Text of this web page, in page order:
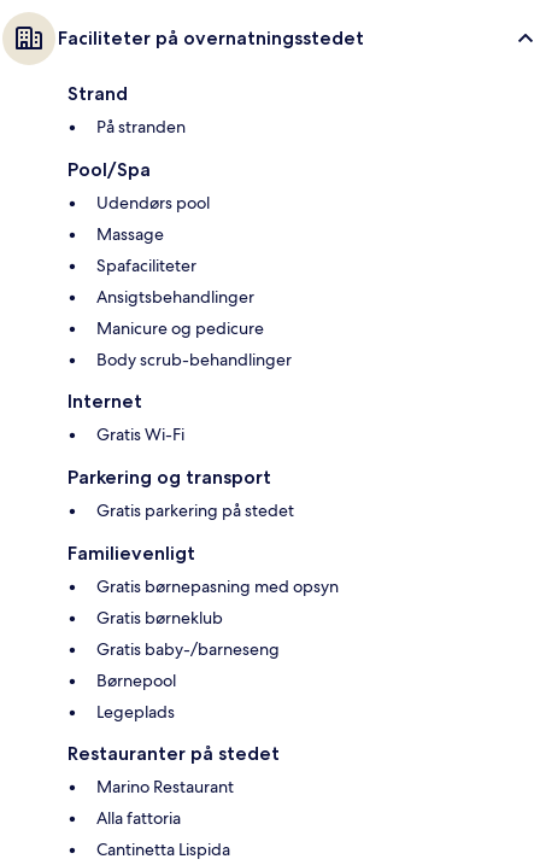
Faciliteter på overnatningsstedet
Strand
På stranden
Pool/Spa
Udendørs pool
Massage
Spafaciliteter
Ansigtsbehandlinger
Manicure og pedicure
Body scrub-behandlinger
Internet
Gratis Wi-Fi
Parkering og transport
Gratis parkering på stedet
Familievenligt
Gratis børnepasning med opsyn
Gratis børneklub
Gratis baby-/barneseng
Børnepool
Legeplads
Restauranter på stedet
Marino Restaurant
Alla fattoria
Cantinetta Lispida